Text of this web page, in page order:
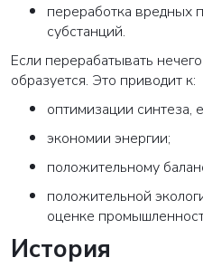
переработка вредных
субстанций.
Если перерабатывать
образуется. Это приводит к:
оптимизации синтеза,
экономии энергии;
положительному
положительной
оценке
История